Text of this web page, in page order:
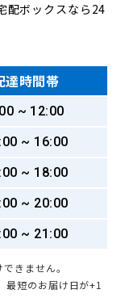
配ボックスなら24
達時間帯
~ 12:00
~ 16:00
~ 18:00
~ 20:00
~ 21:00
きません。
短のお届け日が+1